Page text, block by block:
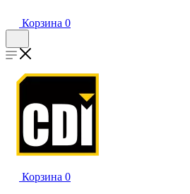
Корзина 0
Корзина 0